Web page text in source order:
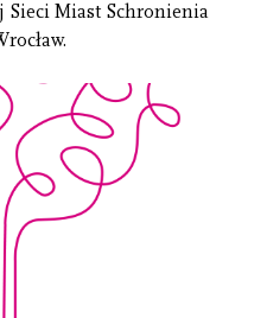
Sieci Miast Schronienia